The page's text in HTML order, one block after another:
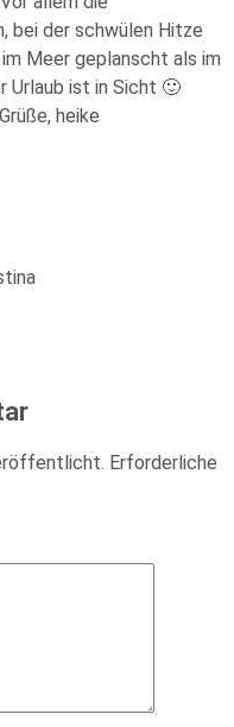
bei der schwülen Hitze
Meer geplanscht als im
Urlaub ist in Sicht 🙂
heike
Erforderliche